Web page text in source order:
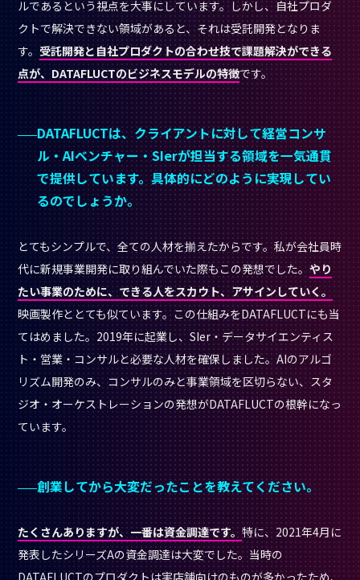
ルであるという視点を大事にしています。しかし、自社プロダ
クトで解決できない領域があると、それは受託開発となりま
す。 受託開発と自社プロダクトの合わせ技で課題解決ができる
点が、DATAFLUCTのビジネスモデルの特徴です。
DATAFLUCTは、クライアントに対して経営コンサ
ル・AIベンチャー・SIerが担当する領域を一気通貫
で提供しています。具体的にどのように実現してい
るのでしょうか。
とてもシンプルで、全ての人材を揃えたからです。私が会社員時
代に新規事業開発に取り組んでいた際もこの発想でした。やり
たい事業のために、できる人をスカウト、アサインしていく。
映画製作ととても似ています。この仕組みをDATAFLUCTにも当
てはめました。2019年に起業し、SIer・データサイエンティス
ト・営業・コンサルと必要な人材を確保しました。AIのアルゴ
リズム開発のみ、コンサルのみと事業領域を区切らない、スタ
ジオ・オーケストレーションの発想がDATAFLUCTの根幹になっ
ています。
創業してから大変だったことを教えてください。
たくさんありますが、一番は資金調達です。特に、2021年4月に
発表したシリーズAの資金調達は大変でした。当時の